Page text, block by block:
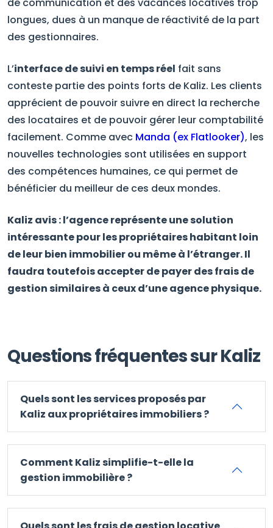
de communication et des vacances locatives trop
longues, dues à un manque de réactivité de la part
des gestionnaires.
L’interface de suivi en temps réel fait sans
conteste partie des points forts de Kaliz. Les clients
apprécient de pouvoir suivre en direct la recherche
des locataires et de pouvoir gérer leur comptabilité
facilement. Comme avec Manda (ex Flatlooker), les
nouvelles technologies sont utilisées en support
des compétences humaines, ce qui permet de
bénéficier du meilleur de ces deux mondes.
Kaliz avis : l’agence représente une solution
intéressante pour les propriétaires habitant loin
de leur bien immobilier ou même à l’étranger. Il
faudra toutefois accepter de payer des frais de
gestion similaires à ceux d’une agence physique.
Questions fréquentes sur Kaliz
Quels sont les services proposés par
Kaliz aux propriétaires immobiliers ?
Comment Kaliz simplifie-t-elle la
gestion immobilière ?